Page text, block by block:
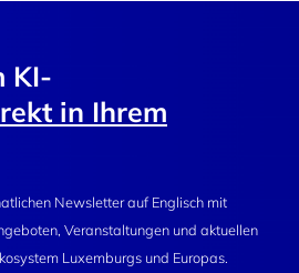
KI-
in Ihrem
Newsletter auf Englisch mit
Veranstaltungen und aktuellen
Luxemburgs und Europas.